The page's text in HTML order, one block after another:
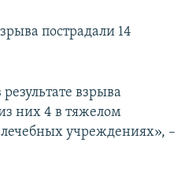
пострадали 14
взрыва
них 4 в тяжелом
лечебных учреждениях», –